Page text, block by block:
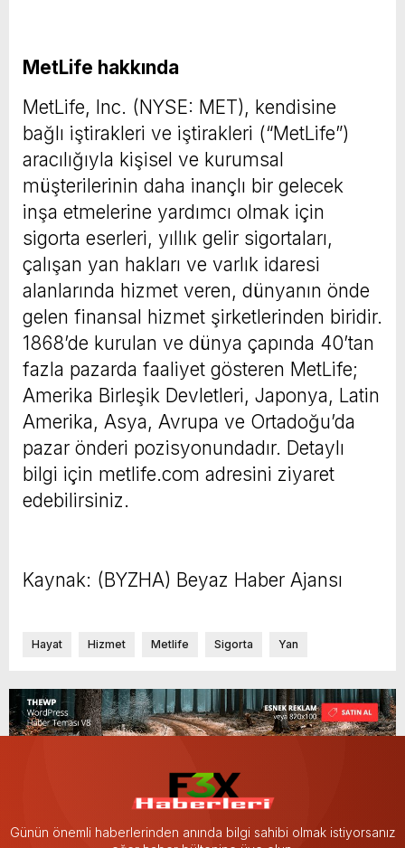
MetLife hakkında
MetLife, Inc. (NYSE: MET), kendisine
bağlı iştirakleri ve iştirakleri (“MetLife”)
aracılığıyla kişisel ve kurumsal
müşterilerinin daha inançlı bir gelecek
inşa etmelerine yardımcı olmak için
sigorta eserleri, yıllık gelir sigortaları,
çalışan yan hakları ve varlık idaresi
alanlarında hizmet veren, dünyanın önde
gelen finansal hizmet şirketlerinden biridir.
1868’de kurulan ve dünya çapında 40’tan
fazla pazarda faaliyet gösteren MetLife;
Amerika Birleşik Devletleri, Japonya, Latin
Amerika, Asya, Avrupa ve Ortadoğu’da
pazar önderi pozisyonundadır. Detaylı
bilgi için metlife.com adresini ziyaret
edebilirsiniz.
Kaynak: (BYZHA) Beyaz Haber Ajansı
Hayat Hizmet Metlife Sigorta Yan
Günün önemli haberlerinden anında bilgi sahibi olmak istiyorsanız